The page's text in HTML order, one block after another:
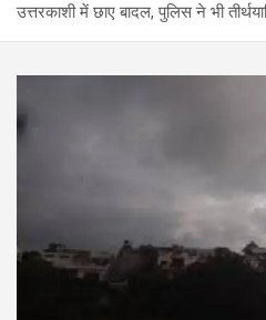
उत्तरकाशी में छाए बादल, पुलिस ने भी